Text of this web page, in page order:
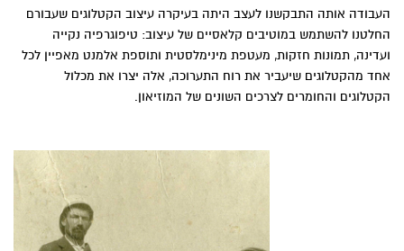
העבודה אותה התבקשנו לעצב היתה בעיקרה עיצוב הקטלוגים שעבורם
החלטנו להשתמש במוטיבים קלאסיים של עיצוב: טיפוגרפיה נקייה
ועדינה, תמונות חזקות, מעטפת מינימלסטית ותוספת אלמנט מאפיין לכל
אחד מהקטלוגים שיעביר את רוח התערוכה, אלה יצרו את מכלול
הקטלוגים והחומרים לצרכים השונים של המוזיאון.